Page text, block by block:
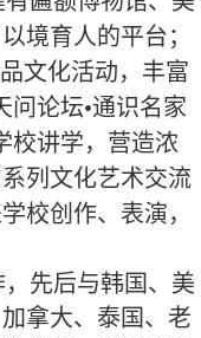
境育人的平台；
文化活动，丰富
问论坛•通识名家
校讲学，营造浓
列文化艺术交流
校创作、表演，
先后与韩国、美
拿大、泰国、老